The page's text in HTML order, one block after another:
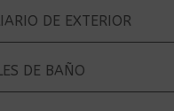
DE EXTERIOR
DE BAÑO